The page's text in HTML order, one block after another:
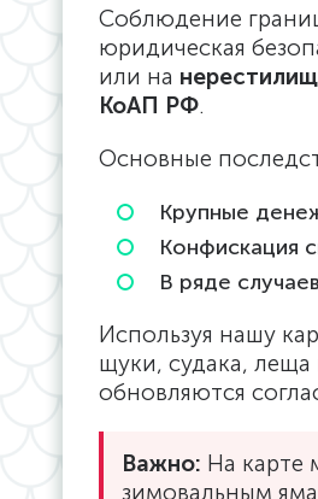
Соблюдение
юридическая
или на
КоАП РФ.
Основные
Крупные
Конфискация
В ряде
Используя нашу
щуки, судака, леща
обновляются
Важно: На карте
зимовальным